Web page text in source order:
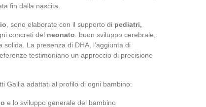
fin dalla nascita.
, sono elaborate con il supporto di pediatri,
concreti del neonato: buon sviluppo cerebrale,
solida. La presenza di DHA, l’aggiunta di
testimoniano un approccio di precisione
Gallia adattati al profilo di ogni bambino:
e lo sviluppo generale del bambino